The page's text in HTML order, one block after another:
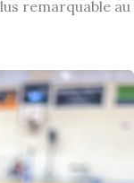
remarquable au